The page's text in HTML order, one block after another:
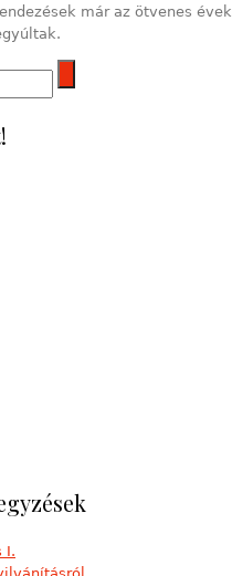
már az ötvenes évek
I.